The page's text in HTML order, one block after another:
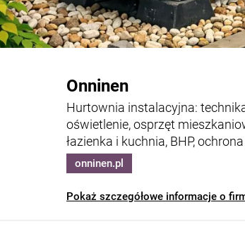
Onninen
Hurtownia instalacyjna:
oświetlenie, osprzęt
łazienka i kuchnia, BHP,
onninen.pl
Pokaż szczegółowe informacje o